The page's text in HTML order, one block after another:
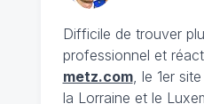
Difficile de trouver
professionnel et
metz.com, le 1er site
la Lorraine et le